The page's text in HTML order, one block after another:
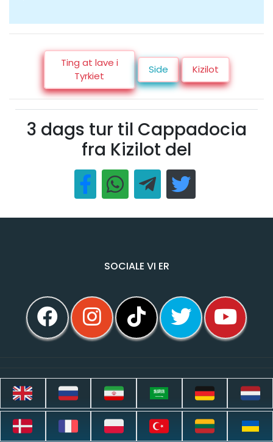
Ting at lave i
Tyrkiet
Side Kizilot
3 dags tur til Cappadocia
fra Kizilot del
SOCIALE VI ER